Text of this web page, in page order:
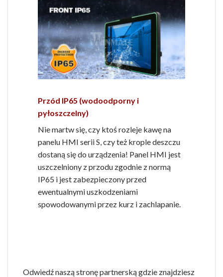
Przód IP65 (wodoodporny i
pyłoszczelny)
Nie martw się, czy ktoś rozleje kawę na
panelu HMI serii S, czy też krople deszczu
dostaną się do urządzenia! Panel HMI jest
uszczelniony z przodu zgodnie z normą
IP65 i jest zabezpieczony przed
ewentualnymi uszkodzeniami
spowodowanymi przez kurz i zachlapanie.
Odwiedź naszą stronę partnerską gdzie znajdziesz